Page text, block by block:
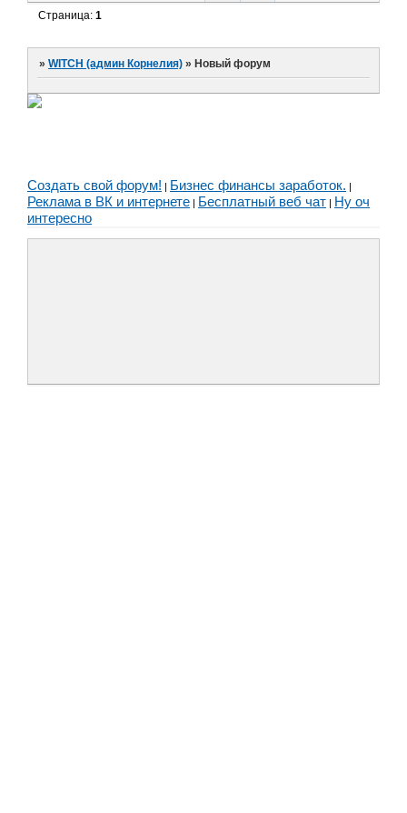
Страница:1
»WITCH (админ Корнелия) »Новый форум
Создать свой форум! | Бизнес финансы заработок. |
Реклама в ВК и интернете | Бесплатный веб чат | Ну оч
интересно